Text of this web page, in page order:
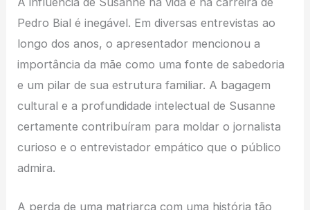
Pedro Bial é inegável. Em diversas entrevistas ao
longo dos anos, o apresentador mencionou a
importância da mãe como uma fonte de sabedoria
e um pilar de sua estrutura familiar. A bagagem
cultural e a profundidade intelectual de Susanne
certamente contribuíram para moldar o jornalista
curioso e o entrevistador empático que o público
admira.
A perda de uma matriarca com uma história tão